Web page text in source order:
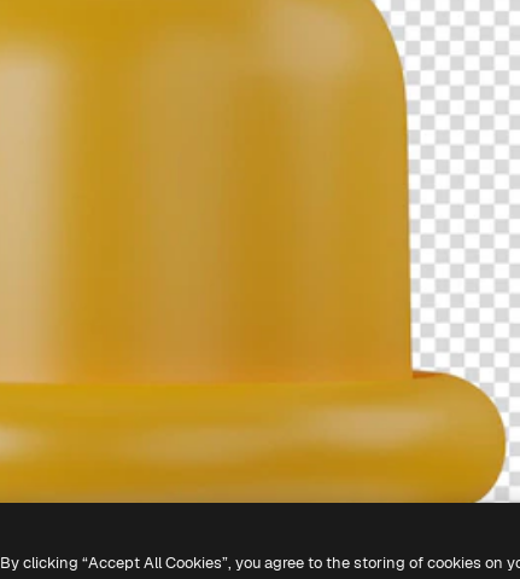
By clicking “Accept All Cookies”, you agree to the storing of cookies on